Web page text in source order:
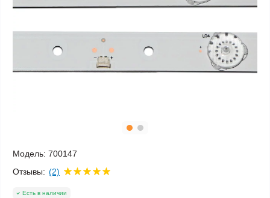
Модель: 700147
Отзывы: (2)
Есть в наличии